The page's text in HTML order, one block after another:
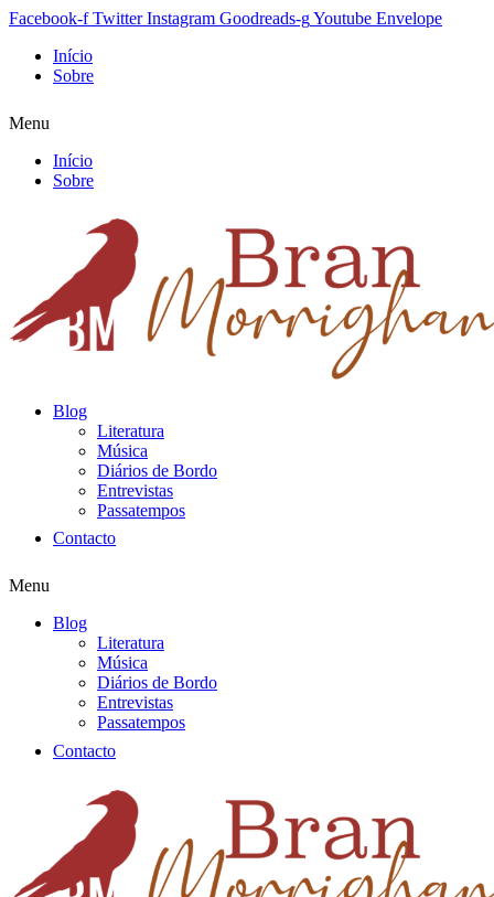
Facebook-f Twitter Instagram Goodreads-gYoutube Envelope
Início
Sobre
Menu
Início
Sobre
Blog
Literatura
Música
Diários de Bordo
Entrevistas
Passatempos
Contacto
Menu
Blog
Literatura
Música
Diários de Bordo
Entrevistas
Passatempos
Contacto